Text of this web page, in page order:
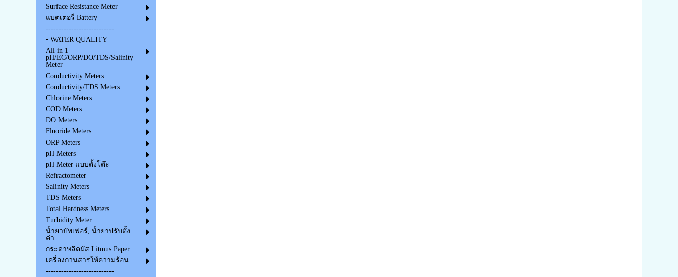
Surface Resistance Meter
แบตเตอรี่ Battery
---------------------------
• WATER QUALITY
All in 1
pH/EC/ORP/DO/TDS/Salinity
Meter
Conductivity Meters
Conductivity/TDS Meters
Chlorine Meters
COD Meters
DO Meters
Fluoride Meters
ORP Meters
pH Meters
pH Meter แบบตั้งโต๊ะ
Refractometer
Salinity Meters
TDS Meters
Total Hardness Meters
Turbidity Meter
น้ำยาบัพเฟอร์, น้ำยาปรับตั้ง
ค่า
กระดาษลิตมัส Litmus Paper
เครื่องกวนสารให้ความร้อน
---------------------------